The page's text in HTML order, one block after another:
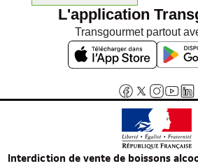
L'application
Transgourmet partout
Interdiction de vente de boissons